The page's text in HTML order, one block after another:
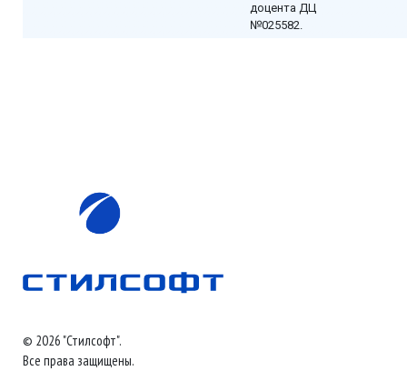
доцента ДЦ
№025582.
© 2026 "Стилсофт".
Все права защищены.